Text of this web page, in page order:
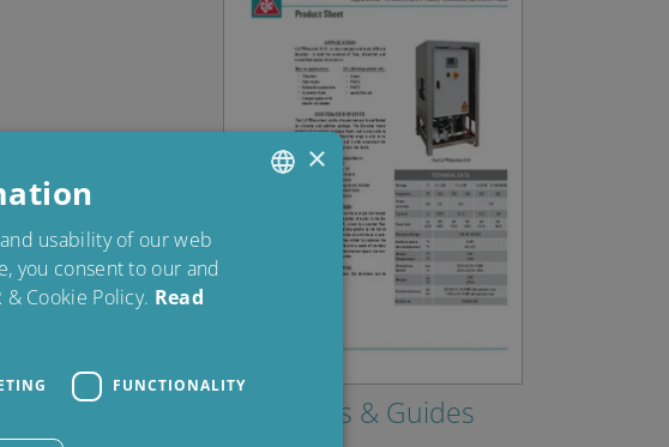
Brochures & Guides
×
usability of our web
you consent to our and
Cookie Policy. Read
FUNCTIONALITY